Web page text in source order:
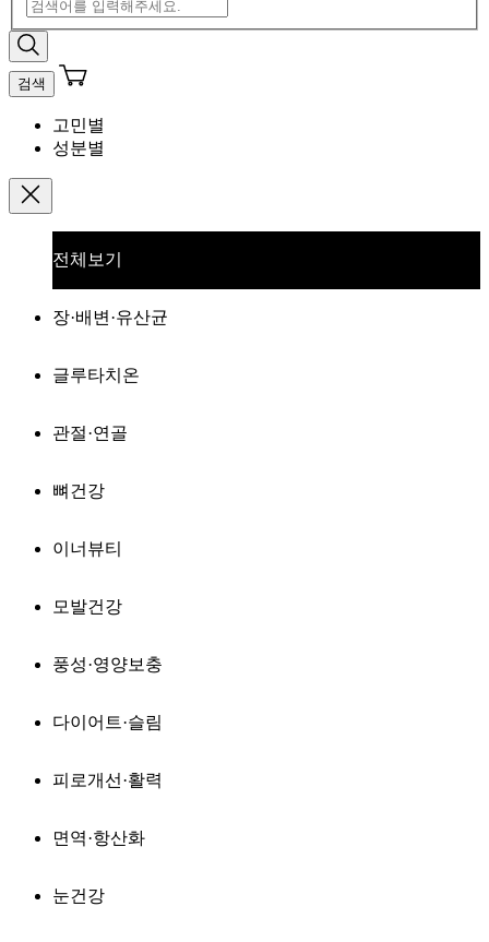
검색
고민별
성분별
전체보기
장·배변·유산균
글루타치온
관절·연골
뼈건강
이너뷰티
모발건강
풍성·영양보충
다이어트·슬림
피로개선·활력
면역·항산화
눈건강